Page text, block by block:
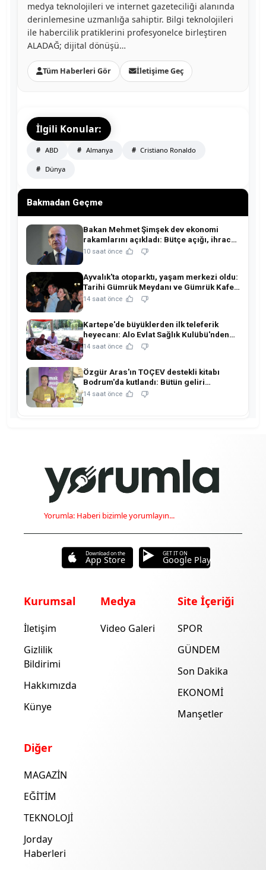
medya teknolojileri ve internet gazeteciliği alanında
derinlemesine uzmanlığa sahiptir. Bilgi teknolojileri
ile habercilik pratiklerini profesyonelce birleştiren
ALADAĞ; dijital dönüşü…
Tüm Haberleri Gör İletişime Geç
İlgili Konular:
ABD Almanya Cristiano Ronaldo
Dünya
Bakmadan Geçme
Bakan Mehmet Şimşek dev ekonomi
rakamlarını açıkladı: Bütçe açığı, ihracat
ve rezervlerde kritik tablo!
10 saat önce
Ayvalık'ta otoparktı, yaşam merkezi oldu:
Tarihi Gümrük Meydanı ve Gümrük Kafe
açıldı!
14 saat önce
Kartepe'de büyüklerden ilk teleferik
heyecanı: Alo Evlat Sağlık Kulübü'nden
anlamlı buluşma!
14 saat önce
Özgür Aras'ın TOÇEV destekli kitabı
Bodrum'da kutlandı: Bütün geliri
çocukların eğitimine!
14 saat önce
Yorumla: Haberi bizimle yorumlayın...
Download on the
App Store
GET IT ON
Google Play
Kurumsal
İletişim
Gizlilik
Bildirimi
Hakkımızda
Künye
Medya
Video Galeri
Site İçeriği
SPOR
GÜNDEM
Son Dakika
EKONOMİ
Manşetler
Diğer
MAGAZİN
EĞİTİM
TEKNOLOJİ
Jorday
Haberleri